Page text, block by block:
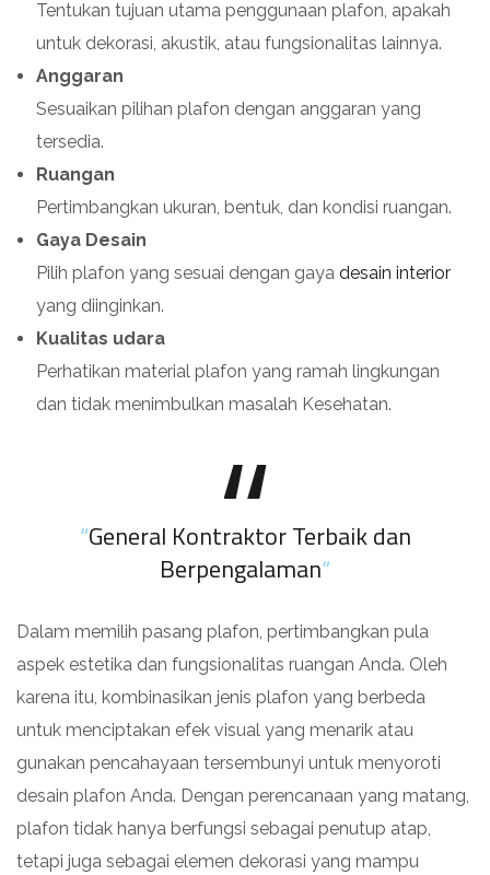
Tentukan tujuan utama penggunaan plafon, apakah
untuk dekorasi, akustik, atau fungsionalitas lainnya.
Anggaran
Sesuaikan pilihan plafon dengan anggaran yang
tersedia.
Ruangan
Pertimbangkan ukuran, bentuk, dan kondisi ruangan.
Gaya Desain
Pilih plafon yang sesuai dengan gaya desain interior
yang diinginkan.
Kualitas udara
Perhatikan material plafon yang ramah lingkungan
dan tidak menimbulkan masalah Kesehatan.
“General Kontraktor Terbaik dan
Berpengalaman“
Dalam memilih pasang plafon, pertimbangkan pula
aspek estetika dan fungsionalitas ruangan Anda. Oleh
karena itu, kombinasikan jenis plafon yang berbeda
untuk menciptakan efek visual yang menarik atau
gunakan pencahayaan tersembunyi untuk menyoroti
desain plafon Anda. Dengan perencanaan yang matang,
plafon tidak hanya berfungsi sebagai penutup atap,
tetapi juga sebagai elemen dekorasi yang mampu